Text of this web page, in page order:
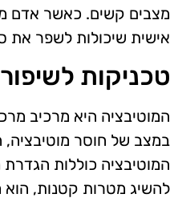
מצבים קשים. כאשר אדם
אישית שיכולות לשפר את
טכניקות
המוטיבציה היא מרכיב
במצב של חוסר מוטיבציה,
המוטיבציה כוללות
להשיג מטרות קטנות, הוא